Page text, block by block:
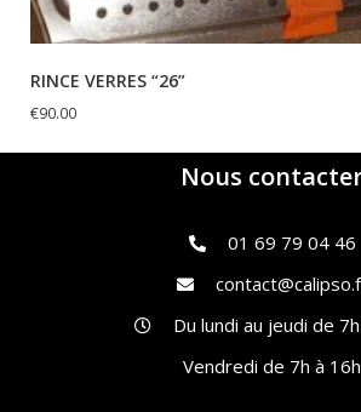
RINCE VERRES “26”
€90.00
Nous
01 69 79 04 46
Du lundi au jeudi de
Vendredi de 7h à 16h